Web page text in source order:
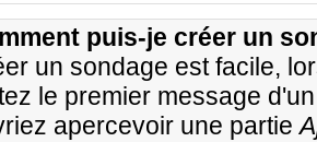
puis-je créer un
un sondage est facile,
le premier message
apercevoir une partie